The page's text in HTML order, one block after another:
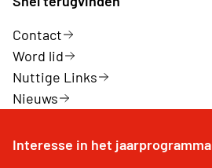
Contact
Word lid
Nuttige Links
Nieuws
Interesse in het